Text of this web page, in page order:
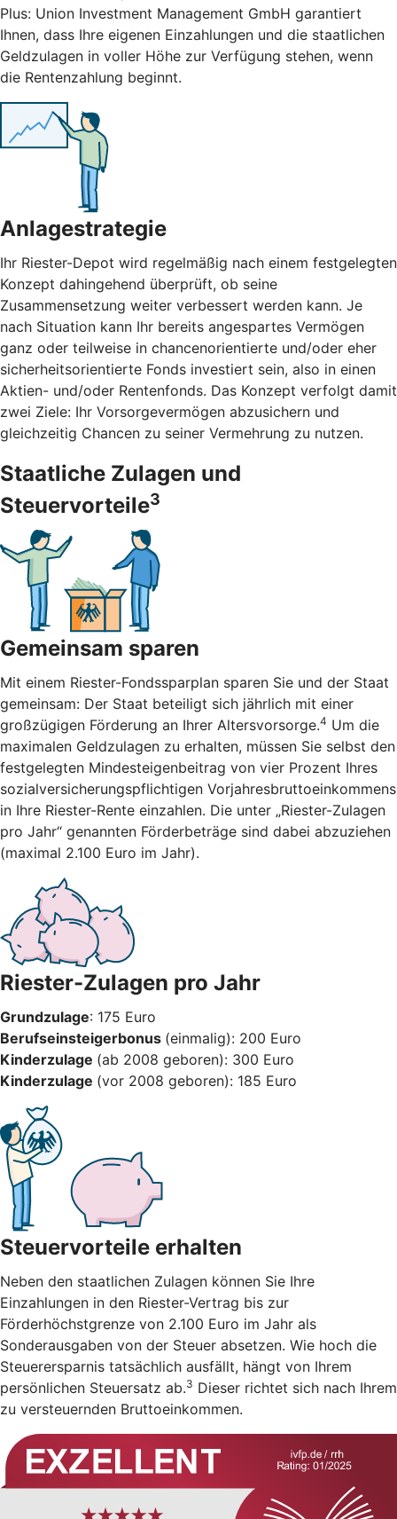
Plus: Union Investment Management GmbH garantiert
Ihnen, dass Ihre eigenen Einzahlungen und die staatlichen
Geldzulagen in voller Höhe zur Verfügung stehen, wenn
die Rentenzahlung beginnt.
Anlagestrategie
Ihr Riester-Depot wird regelmäßig nach einem festgelegten
Konzept dahingehend überprüft, ob seine
Zusammensetzung weiter verbessert werden kann. Je
nach Situation kann Ihr bereits angespartes Vermögen
ganz oder teilweise in chancenorientierte und/oder eher
sicherheitsorientierte Fonds investiert sein, also in einen
Aktien- und/oder Rentenfonds. Das Konzept verfolgt damit
zwei Ziele: Ihr Vorsorgevermögen abzusichern und
gleichzeitig Chancen zu seiner Vermehrung zu nutzen.
Staatliche Zulagen und
Steuervorteile3
Gemeinsam sparen
Mit einem Riester-Fondssparplan sparen Sie und der Staat
gemeinsam: Der Staat beteiligt sich jährlich mit einer
großzügigen Förderung an Ihrer Altersvorsorge.4 Um die
maximalen Geldzulagen zu erhalten, müssen Sie selbst den
festgelegten Mindesteigenbeitrag von vier Prozent Ihres
sozialversicherungspflichtigen Vorjahresbruttoeinkommens
in Ihre Riester-Rente einzahlen. Die unter „Riester-Zulagen
pro Jahr“ genannten Förderbeträge sind dabei abzuziehen
(maximal 2.100 Euro im Jahr).
Riester-Zulagen pro Jahr
Grundzulage: 175 Euro
Berufseinsteigerbonus (einmalig): 200 Euro
Kinderzulage (ab 2008 geboren): 300 Euro
Kinderzulage (vor 2008 geboren): 185 Euro
Steuervorteile erhalten
Neben den staatlichen Zulagen können Sie Ihre
Einzahlungen in den Riester-Vertrag bis zur
Förderhöchstgrenze von 2.100 Euro im Jahr als
Sonderausgaben von der Steuer absetzen. Wie hoch die
Steuerersparnis tatsächlich ausfällt, hängt von Ihrem
persönlichen Steuersatz ab.3 Dieser richtet sich nach Ihrem
zu versteuernden Bruttoeinkommen.